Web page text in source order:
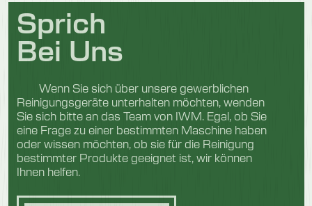
Sprich
Bei Uns
Wenn Sie sich über unsere gewerblichen
Reinigungsgeräte unterhalten möchten, wenden
Sie sich bitte an das Team von IWM. Egal, ob Sie
eine Frage zu einer bestimmten Maschine haben
oder wissen möchten, ob sie für die Reinigung
bestimmter Produkte geeignet ist, wir können
Ihnen helfen.